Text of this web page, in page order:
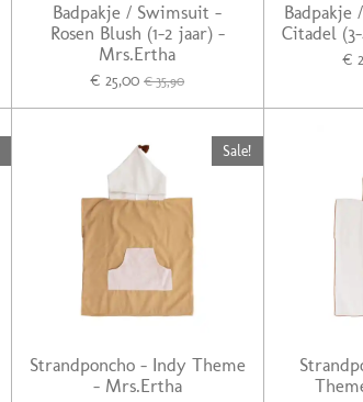
Badpakje / Swimsuit -
Rosen Blush (1-2 jaar) -
Mrs.Ertha
€ 25,00 € 35,90
Badpakje
Citadel
€
Sale!
Strandponcho - Indy Theme
- Mrs.Ertha